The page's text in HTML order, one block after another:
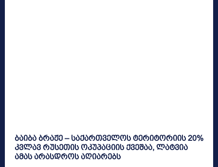
ბაიბა ბრაჟე – საქართველოს ტერიტორიის 20%
კვლავ რუსეთის ოკუპაციის ქვეშაა, ლატვია
ამას არასდროს აღიარებს